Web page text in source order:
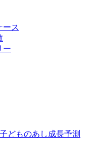
ース
ー
どものあし成長予測